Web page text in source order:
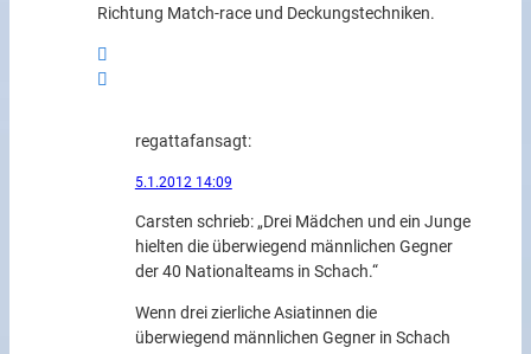
Richtung Match-race und Deckungstechniken.
regattafansagt:
5.1.2012 14:09
Carsten schrieb: „Drei Mädchen und ein Junge
hielten die überwiegend männlichen Gegner
der 40 Nationalteams in Schach.“
Wenn drei zierliche Asiatinnen die
überwiegend männlichen Gegner in Schach